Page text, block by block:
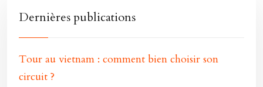
Dernières publications
Tour au vietnam : comment bien choisir son
circuit ?